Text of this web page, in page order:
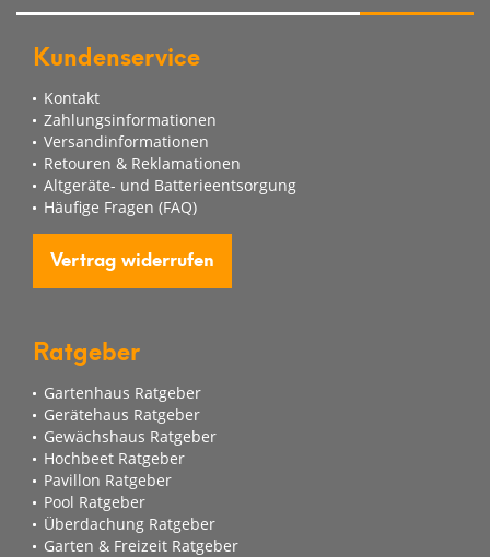
Kundenservice
Kontakt
Zahlungsinformationen
Versandinformationen
Retouren & Reklamationen
Altgeräte- und Batterieentsorgung
Häufige Fragen (FAQ)
Vertrag widerrufen
Ratgeber
Gartenhaus Ratgeber
Gerätehaus Ratgeber
Gewächshaus Ratgeber
Hochbeet Ratgeber
Pavillon Ratgeber
Pool Ratgeber
Überdachung Ratgeber
Garten & Freizeit Ratgeber